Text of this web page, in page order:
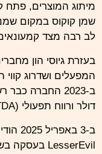
מיתוג המוצרים, פתח
שמן קוקוס במקום
לב רבה מצד
בעזרת גיוסי הון
דולר ורווח תפעולי (EBITDA) של 14.4 מיליון דולר.